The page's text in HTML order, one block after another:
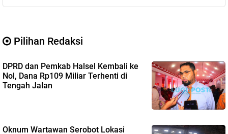
Pilihan Redaksi
DPRD dan Pemkab Halsel Kembali ke
Nol, Dana Rp109 Miliar Terhenti di
Tengah Jalan
Oknum Wartawan Serobot Lokasi